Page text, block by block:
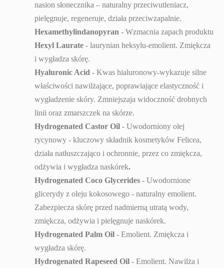
nasion słonecznika – naturalny przeciwutleniacz,
pielęgnuje, regeneruje, działa przeciwzapalnie.
Hexamethylindanopyran - Wzmacnia zapach produktu
Hexyl Laurate - laurynian heksylu-emolient. Zmiękcza
i wygładza skórę.
Hyaluronic Acid - Kwas hialuronowy-wykazuje silne
właściwości nawilżające, poprawiające elastyczność i
wygładzenie skóry. Zmniejszaja widoczność drobnych
linii oraz zmarszczek na skórze.
Hydrogenated Castor Oil - Uwodorniony olej
rycynowy - kluczowy składnik kosmetyków Felicea,
działa natłuszczająco i ochronnie, przez co zmiękcza,
odżywia i wygładza naskórek.
Hydrogenated Coco Glycerides - Uwodornione
glicerydy z oleju kokosowego - naturalny emolient.
Zabezpiecza skórę przed nadmierną utratą wody,
zmiękcza, odżywia i pielęgnuje naskórek.
Hydrogenated Palm Oil - Emolient. Zmiękcza i
wygładza skórę.
Hydrogenated Rapeseed Oil - Emolient. Nawilża i